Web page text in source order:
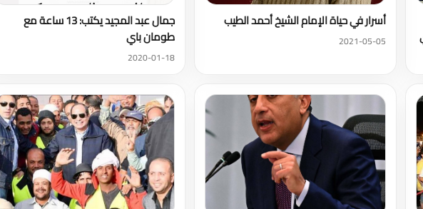
أسرار في حياة الإمام الشيخ أحمد الطيب
2021-05-05
جمال عبد المجيد يكتب: 13 ساعة مع
طومان باي
2020-01-18